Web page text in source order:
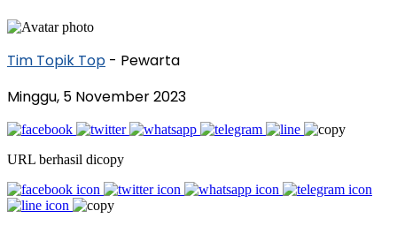
Tim Topik Top - Pewarta
Minggu, 5 November 2023
URL berhasil dicopy